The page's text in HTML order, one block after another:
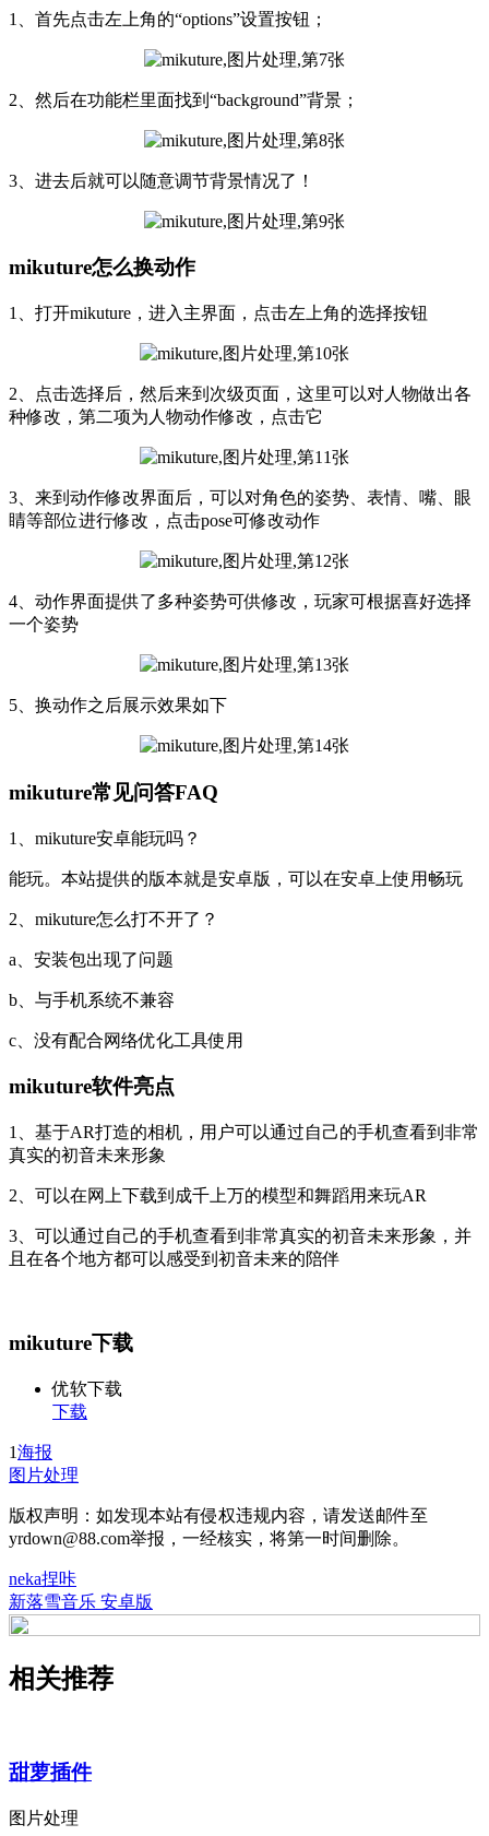
1、首先点击左上角的“options”设置按钮；
2、然后在功能栏里面找到“background”背景；
3、进去后就可以随意调节背景情况了！
mikuture怎么换动作
1、打开mikuture，进入主界面，点击左上角的选择按钮
2、点击选择后，然后来到次级页面，这里可以对人物做出各
种修改，第二项为人物动作修改，点击它
3、来到动作修改界面后，可以对角色的姿势、表情、嘴、眼
睛等部位进行修改，点击pose可修改动作
4、动作界面提供了多种姿势可供修改，玩家可根据喜好选择
一个姿势
5、换动作之后展示效果如下
mikuture常见问答FAQ
1、mikuture安卓能玩吗？
能玩。本站提供的版本就是安卓版，可以在安卓上使用畅玩
2、mikuture怎么打不开了？
a、安装包出现了问题
b、与手机系统不兼容
c、没有配合网络优化工具使用
mikuture软件亮点
1、基于AR打造的相机，用户可以通过自己的手机查看到非常
真实的初音未来形象
2、可以在网上下载到成千上万的模型和舞蹈用来玩AR
3、可以通过自己的手机查看到非常真实的初音未来形象，并
且在各个地方都可以感受到初音未来的陪伴
mikuture下载
优软下载
下载
1海报
图片处理
版权声明：如发现本站有侵权违规内容，请发送邮件至
yrdown@88.com举报，一经核实，将第一时间删除。
neka捏咔
新落雪音乐 安卓版
相关推荐
甜萝插件
图片处理